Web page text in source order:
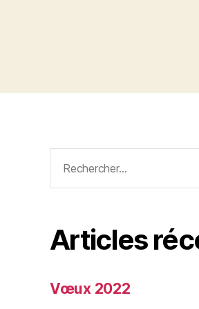
Articles
Vœux 2022